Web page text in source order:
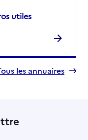
utiles
les annuaires